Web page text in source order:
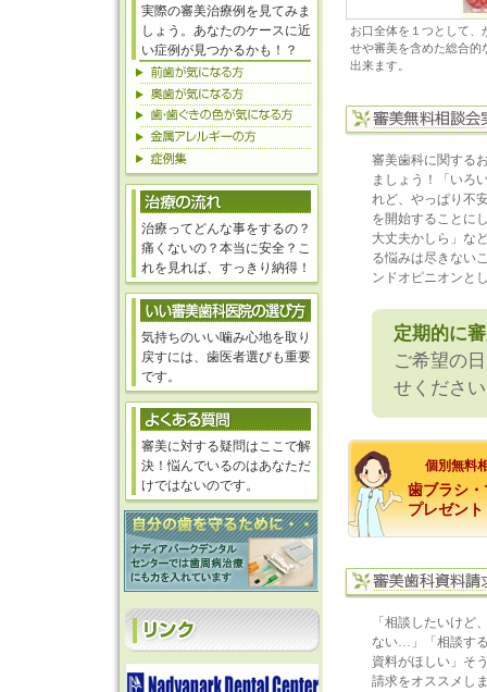
お口全体を１つとして、
せや審美を含めた総合的
出来ます。
審美歯科に関する
ましょう！「いろ
れど、やっぱり不
を開始することに
大丈夫かしら」な
る悩みは尽きない
ンドオピニオンと
定期的に
ご希望の
せくださ
個別無料
歯ブラシ
プレゼント
「相談したいけど
ない…」「相談す
資料がほしい」そ
請求をオススメし
実際の審美治療例を見てみま
しょう。あなたのケースに近
い症例が見つかるかも！？
治療ってどんな事をするの？
痛くないの？本当に安全？こ
れを見れば、すっきり納得！
気持ちのいい噛み心地を取り
戻すには、歯医者選びも重要
です。
審美に対する疑問はここで解
決！悩んでいるのはあなただ
けではないのです。